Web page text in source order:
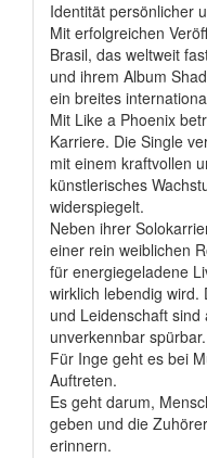
Identität persönlicher
Mit erfolgreichen
Brasil, das weltweit
und ihrem Album
ein breites
Mit Like a Phoenix
Karriere. Die Single
mit einem kraftvollen
künstlerisches
widerspiegelt.
Neben ihrer
einer rein weiblichen
für energiegeladene
wirklich lebendig wird.
und Leidenschaft
unverkennbar spürbar.
Für Inge geht es bei
Auftreten.
Es geht darum,
geben und die
erinnern.